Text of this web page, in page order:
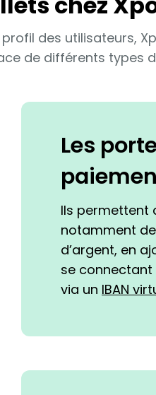
des utilisateurs,
de différents types
Les
Ils permettent
notamment
d’argent, en
se
via un IBAN